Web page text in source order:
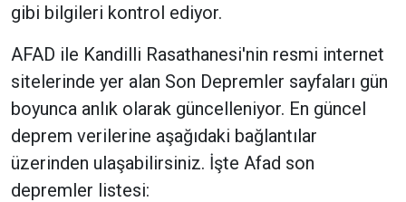
gibi bilgileri kontrol ediyor.
AFAD ile Kandilli Rasathanesi'nin resmi internet
sitelerinde yer alan Son Depremler sayfaları gün
boyunca anlık olarak güncelleniyor. En güncel
deprem verilerine aşağıdaki bağlantılar
üzerinden ulaşabilirsiniz. İşte Afad son
depremler listesi: